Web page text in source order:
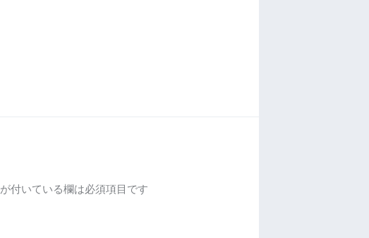
が付いている欄は必須項目です